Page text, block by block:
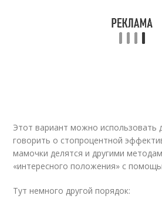
Этот вариант можно использовать
говорить о стопроцентной
мамочки делятся и другими
«интересного положения» с
Тут немного другой порядок: